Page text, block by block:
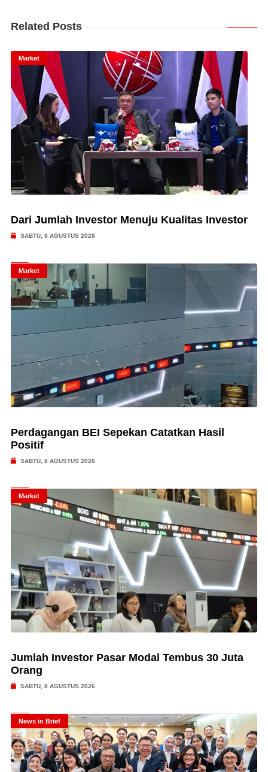
Related Posts
Market
Dari Jumlah Investor Menuju Kualitas Investor
SABTU, 8 AGUSTUS 2026
Market
Perdagangan BEI Sepekan Catatkan Hasil
Positif
SABTU, 8 AGUSTUS 2026
Market
Jumlah Investor Pasar Modal Tembus 30 Juta
Orang
SABTU, 8 AGUSTUS 2026
News in Brief